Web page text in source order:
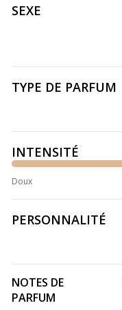
SEXE
TYPE DE PARFUM
INTENSITÉ
Doux
PERSONNALITÉ
NOTES DE
PARFUM